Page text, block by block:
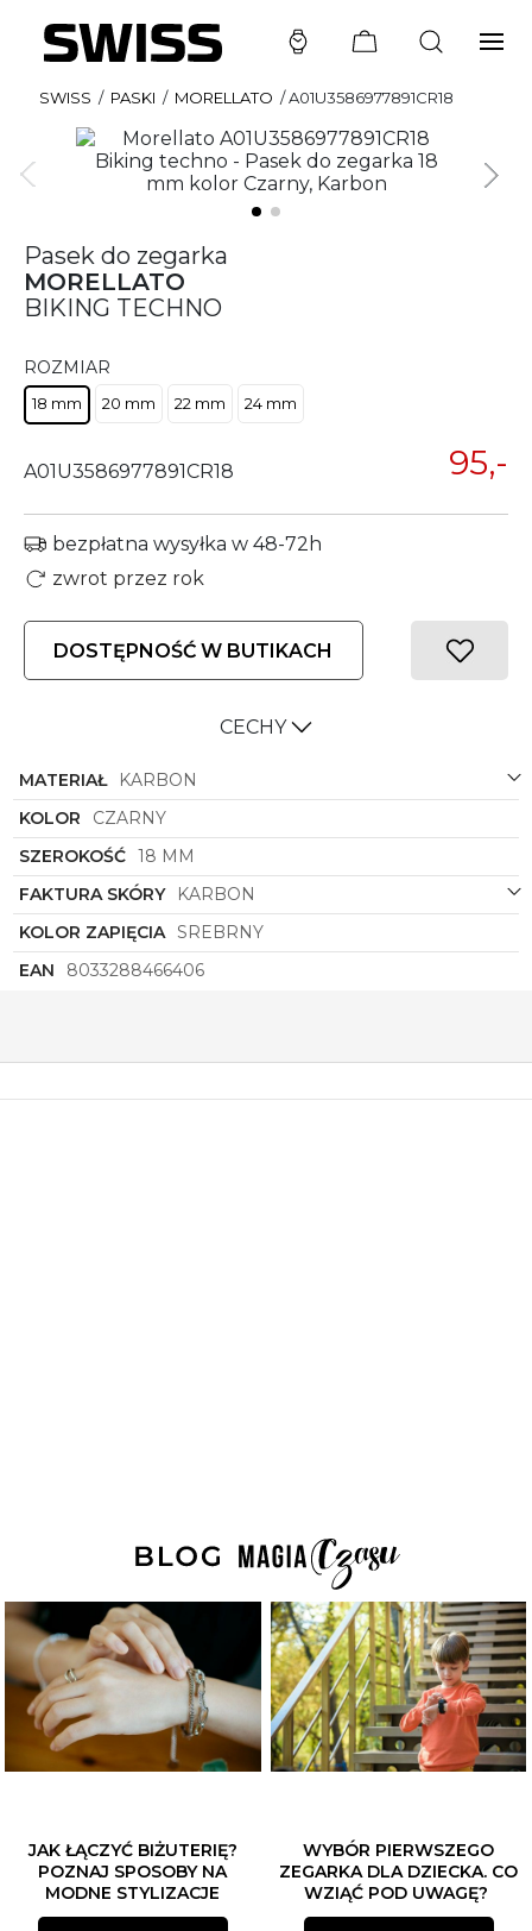
SWISS / PASKI / MORELLATO /A01U3586977891CR18
Pasek do zegarka
MORELLATO
BIKING TECHNO
ROZMIAR
18 mm 20 mm 22 mm 24 mm
A01U3586977891CR18 95,-
bezpłatna wysyłka w 48-72h
zwrot przez rok
DOSTĘPNOŚĆ W BUTIKACH
CECHY
MATERIAŁ
KARBON
KOLOR
CZARNY
SZEROKOŚĆ 18 MM
FAKTURA SKÓRY
KARBON
KOLOR ZAPIĘCIA SREBRNY
EAN
8033288466406
JAK ŁĄCZYĆ BIŻUTERIĘ?
POZNAJ SPOSOBY NA
MODNE STYLIZACJE
WYBÓR PIERWSZEGO
ZEGARKA DLA DZIECKA. CO
WZIĄĆ POD UWAGĘ?